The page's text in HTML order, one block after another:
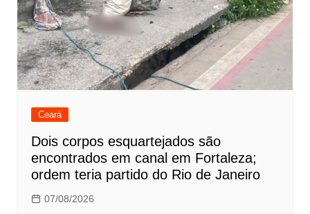
Ceará
Dois corpos esquartejados são
encontrados em canal em Fortaleza;
ordem teria partido do Rio de Janeiro
07/08/2026